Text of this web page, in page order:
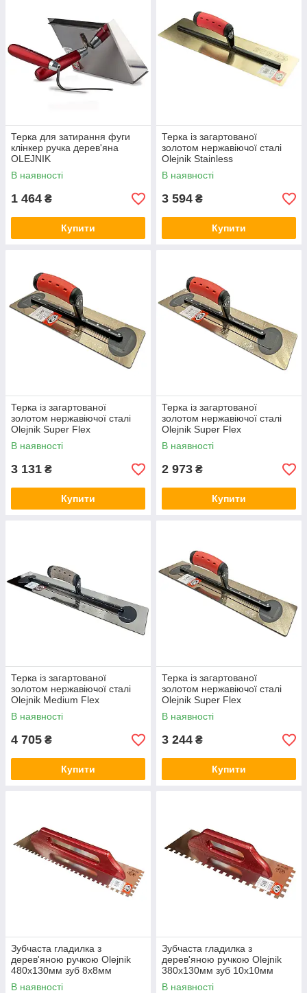
Терка для затирання фуги
клінкер ручка дерев'яна
OLEJNIK
В наявності
1 464 ₴
Купити
Терка із загартованої
золотом нержавіючої сталі
Olejnik Stainless
120x406x0.65мм
В наявності
3 594 ₴
Купити
Терка із загартованої
золотом нержавіючої сталі
Olejnik Super Flex
100x305x0.3мм
В наявності
3 131 ₴
Купити
Терка із загартованої
золотом нержавіючої сталі
Olejnik Super Flex
100x356x0.3мм
В наявності
2 973 ₴
Купити
Терка із загартованої
золотом нержавіючої сталі
Olejnik Medium Flex
120х500х0.4мм
В наявності
4 705 ₴
Купити
Терка із загартованої
золотом нержавіючої сталі
Olejnik Super Flex
100x406x0.3мм
В наявності
3 244 ₴
Купити
Зубчаста гладилка з
дерев'яною ручкою Olejnik
480x130мм зуб 8x8мм
В наявності
Зубчаста гладилка з
дерев'яною ручкою Olejnik
380x130мм зуб 10x10мм
В наявності